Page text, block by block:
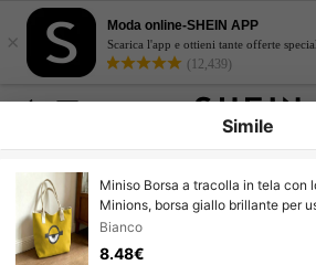
×
Moda online-SHEIN APP
Scarica l'app e ottieni tante offerte
(12,439)
Simile
Miniso Borsa a tracolla in tela con
Minions, borsa giallo brillante per
Bianco
8.48€